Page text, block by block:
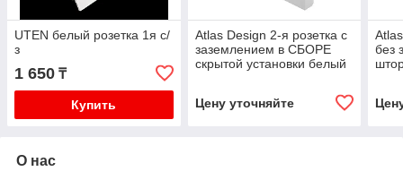
UTEN белый розетка 1я с/
з
1 650 ₸
Купить
Atlas Design 2-я розетка с
заземлением в СБОРЕ
скрытой установки белый
Цену уточняйте
без
О нас